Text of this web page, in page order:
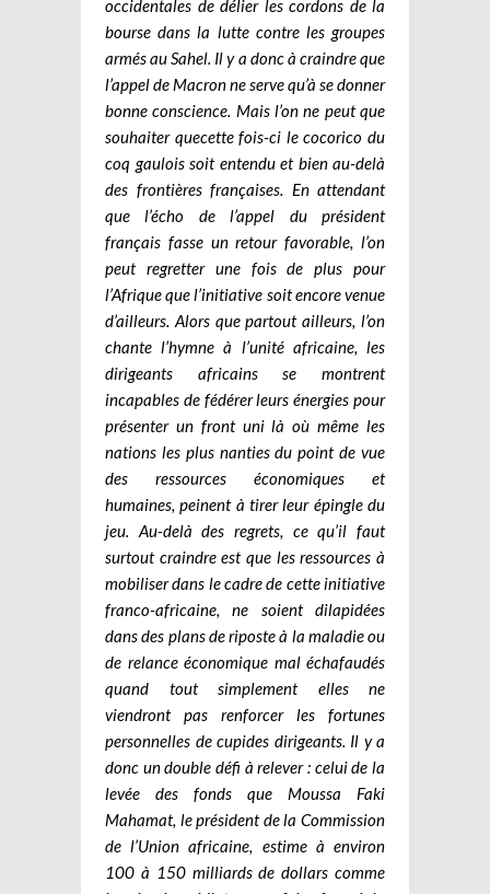
occidentales de délier les cordons de la
bourse dans la lutte contre les groupes
armés au Sahel. Il y a donc à craindre que
l’appel de Macron ne serve qu’à se donner
bonne conscience. Mais l’on ne peut que
souhaiter quecette fois-ci le cocorico du
coq gaulois soit entendu et bien au-delà
des frontières françaises. En attendant
que l’écho de l’appel du président
français fasse un retour favorable, l’on
peut regretter une fois de plus pour
l’Afrique que l’initiative soit encore venue
d’ailleurs. Alors que partout ailleurs, l’on
chante l’hymne à l’unité africaine, les
dirigeants africains se montrent
incapables de fédérer leurs énergies pour
présenter un front uni là où même les
nations les plus nanties du point de vue
des ressources économiques et
humaines, peinent à tirer leur épingle du
jeu. Au-delà des regrets, ce qu’il faut
surtout craindre est que les ressources à
mobiliser dans le cadre de cette initiative
franco-africaine, ne soient dilapidées
dans des plans de riposte à la maladie ou
de relance économique mal échafaudés
quand tout simplement elles ne
viendront pas renforcer les fortunes
personnelles de cupides dirigeants. Il y a
donc un double défi à relever : celui de la
levée des fonds que Moussa Faki
Mahamat, le président de la Commission
de l’Union africaine, estime à environ
100 à 150 milliards de dollars comme